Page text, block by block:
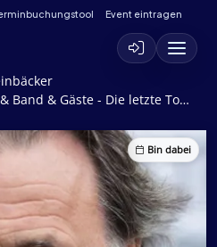
Event eintragen
& Gäste - Die letzte Tournee
Bin dabei